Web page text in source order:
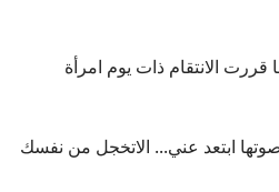
الانتقام ذات يوم امرأة
ابتعد عني... الاتخجل من نفسك